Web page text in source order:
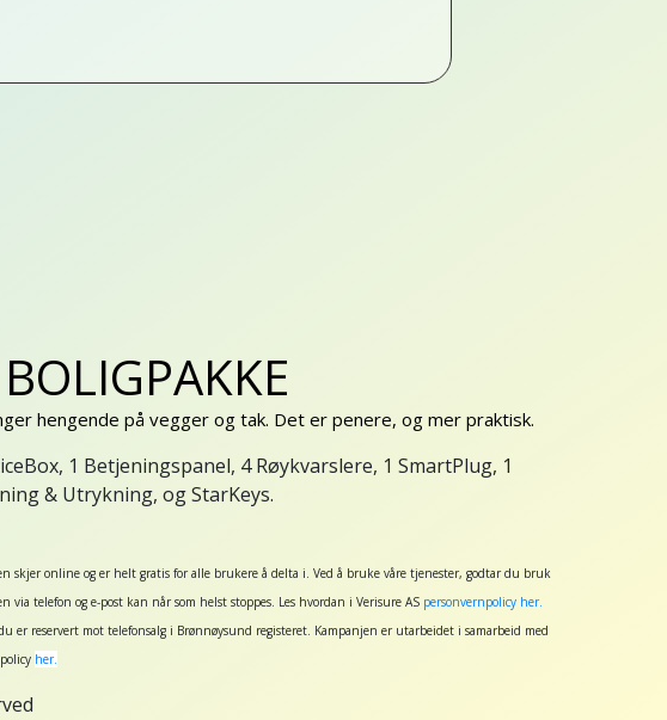
hengende på vegger og tak. Det er penere, og mer praktisk.
1 Betjeningspanel, 4 Røykvarslere, 1 SmartPlug, 1
& Utrykning, og StarKeys.
skjer online og er helt gratis for alle brukere å delta i. Ved å bruke våre tjenester, godtar du bruk
telefon og e-post kan når som helst stoppes. Les hvordan i Verisure AS personvernpolicy her.
reservert mot telefonsalg i Brønnøysund registeret. Kampanjen er utarbeidet i samarbeid med
her.